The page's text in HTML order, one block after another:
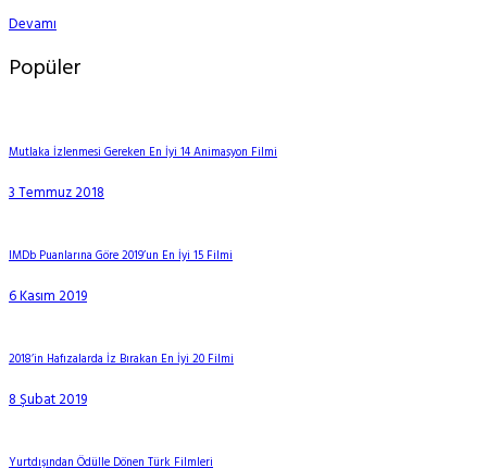
Devamı
Popüler
Mutlaka İzlenmesi Gereken En İyi 14 Animasyon Filmi
3 Temmuz 2018
IMDb Puanlarına Göre 2019’un En İyi 15 Filmi
6 Kasım 2019
2018’in Hafızalarda İz Bırakan En İyi 20 Filmi
8 Şubat 2019
Yurtdışından Ödülle Dönen Türk Filmleri